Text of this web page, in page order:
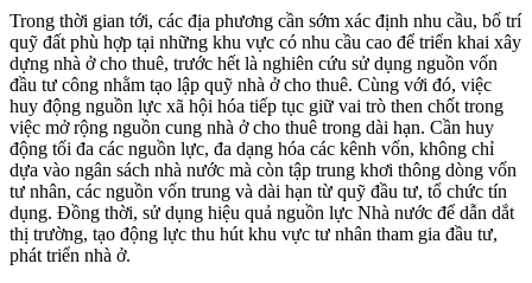
Trong thời gian tới, các địa phương cần sớm xác định nhu cầu, bố trí
quỹ đất phù hợp tại những khu vực có nhu cầu cao để triển khai xây
dựng nhà ở cho thuê, trước hết là nghiên cứu sử dụng nguồn vốn
đầu tư công nhằm tạo lập quỹ nhà ở cho thuê. Cùng với đó, việc
huy động nguồn lực xã hội hóa tiếp tục giữ vai trò then chốt trong
việc mở rộng nguồn cung nhà ở cho thuê trong dài hạn. Cần huy
động tối đa các nguồn lực, đa dạng hóa các kênh vốn, không chỉ
dựa vào ngân sách nhà nước mà còn tập trung khơi thông dòng vốn
tư nhân, các nguồn vốn trung và dài hạn từ quỹ đầu tư, tổ chức tín
dụng. Đồng thời, sử dụng hiệu quả nguồn lực Nhà nước để dẫn dắt
thị trường, tạo động lực thu hút khu vực tư nhân tham gia đầu tư,
phát triển nhà ở.